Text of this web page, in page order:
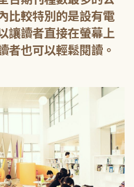
比較特別的是設有電
讓讀者直接在螢幕上
者也可以輕鬆閱讀。